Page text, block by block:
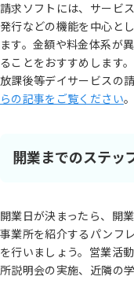
請求ソフトには、サービ
発行などの機能を中心と
ます。金額や料金体系が
ることをおすすめします。
放課後等デイサービスの
らの記事をご覧ください。
開業までのステ
開業日が決まったら、開
事業所を紹介するパンフ
を行いましょう。営業活
所説明会の実施、近隣の